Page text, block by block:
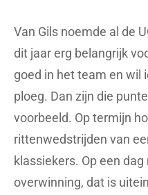
Van Gils noemde al de
dit jaar erg belangrijk
goed in het team en wil
ploeg. Dan zijn die
voorbeeld. Op termijn
rittenwedstrijden van
klassiekers. Op een
overwinning, dat is